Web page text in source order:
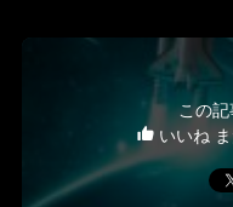
この記
いいね